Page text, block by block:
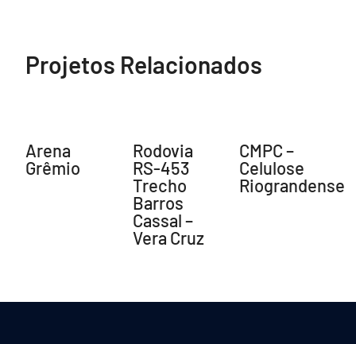
Projetos Relacionados
Arena
Grêmio
Rodovia
RS-453
Trecho
Barros
Cassal –
Vera Cruz
CMPC –
Celulose
Riograndense